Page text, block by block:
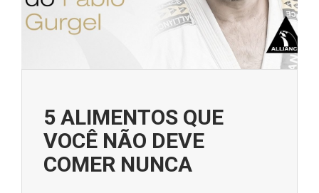
5 ALIMENTOS QUE
VOCÊ NÃO DEVE
COMER NUNCA